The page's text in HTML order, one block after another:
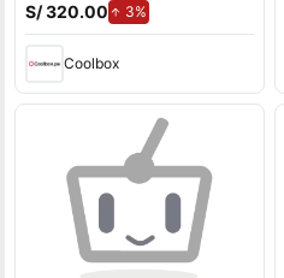
S/ 320.00 3%
Coolbox